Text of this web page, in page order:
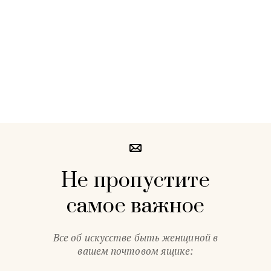
Не пропустите
самое важное
Все об искусстве быть женщиной в
вашем почтовом ящике: